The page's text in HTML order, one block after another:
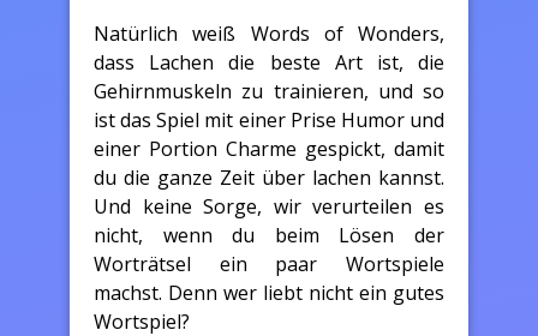
Natürlich weiß Words of Wonders,
dass Lachen die beste Art ist, die
Gehirnmuskeln zu trainieren, und so
ist das Spiel mit einer Prise Humor und
einer Portion Charme gespickt, damit
du die ganze Zeit über lachen kannst.
Und keine Sorge, wir verurteilen es
nicht, wenn du beim Lösen der
Worträtsel ein paar Wortspiele
machst. Denn wer liebt nicht ein gutes
Wortspiel?